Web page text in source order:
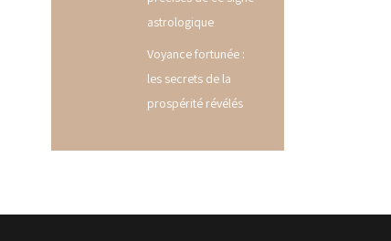
astrologique
Voyance fortunée :
les secrets de la
prospérité révélés